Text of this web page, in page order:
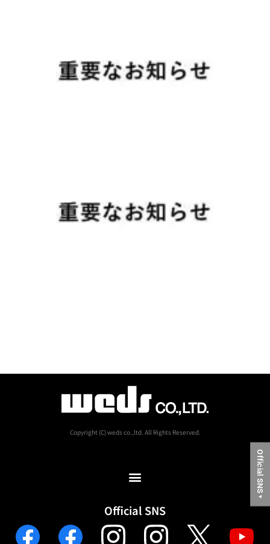
Official SNS
▼
Copyright (C) weds co.,ltd. All Rights Reserved.
Official SNS